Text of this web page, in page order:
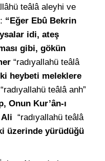
teâlâ aleyhi ve
“Eğer Ebû Bekrin
idi, ateş
gibi, gökün
“radıyallahü teâlâ
heybeti meleklere
“radıyallahü teâlâ anh”
Onun Kur’ân-ı
Ali “radıyallahü teâlâ
üzerinde yürüdüğü